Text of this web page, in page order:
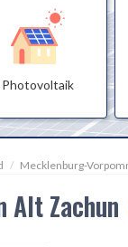
Photovoltaik
Mecklenburg-
Alt Zachun